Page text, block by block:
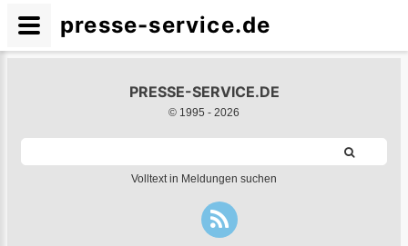
PRESSE-SERVICE.DE
© 1995 - 2026
Volltext in Meldungen suchen
presse-service.de